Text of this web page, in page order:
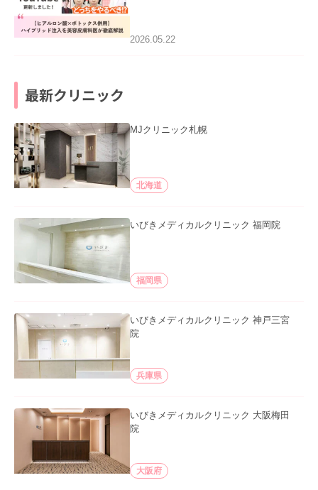
た。
2026.05.22
最新クリニック
MJクリニック札幌
北海道
いびきメディカルクリニック 福岡院
福岡県
いびきメディカルクリニック 神戸三宮
院
兵庫県
いびきメディカルクリニック 大阪梅田
院
大阪府